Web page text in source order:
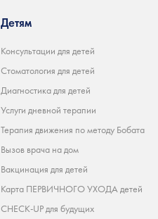
Детям
Консультации для детей
Стоматология для детей
Диагностика для детей
Услуги дневной терапии
Терапия движения по методу Бобата
Вызов врача на дом
Вакцинация для детей
Карта ПЕРВИЧНОГО УХОДА детей
CHECK-UP для будущих